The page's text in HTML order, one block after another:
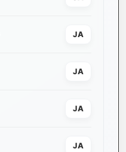
JA
JA
JA
JA